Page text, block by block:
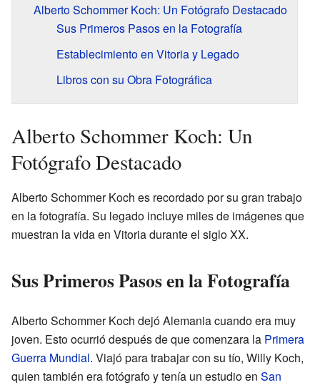
Alberto Schommer Koch: Un Fotógrafo Destacado
Sus Primeros Pasos en la Fotografía
Establecimiento en Vitoria y Legado
Libros con su Obra Fotográfica
Alberto Schommer Koch: Un
Fotógrafo Destacado
Alberto Schommer Koch es recordado por su gran trabajo
en la fotografía. Su legado incluye miles de imágenes que
muestran la vida en Vitoria durante el siglo XX.
Sus Primeros Pasos en la Fotografía
Alberto Schommer Koch dejó Alemania cuando era muy
joven. Esto ocurrió después de que comenzara la Primera
Guerra Mundial. Viajó para trabajar con su tío, Willy Koch,
quien también era fotógrafo y tenía un estudio en San